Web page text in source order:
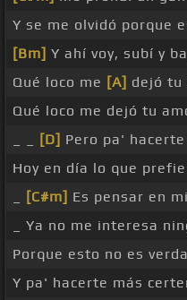
Y se me olvidó porque
[Bm] Y ahí voy, subí y
Qué loco me [A] dejó tu
Qué loco me dejó tu
[D] Pero pa'
Hoy en día lo que
[C#m] Es pensar en
_ Ya no me interesa
Porque esto no es
Y pa' hacerte más